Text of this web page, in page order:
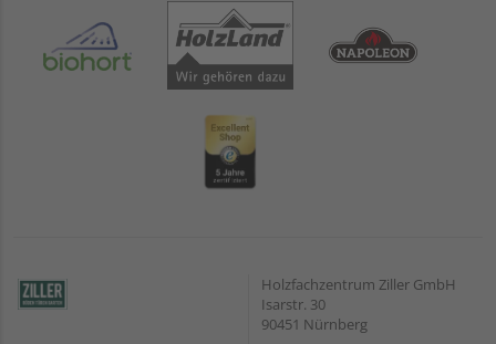
Holzfachzentrum Ziller GmbH
Isarstr. 30
90451 Nürnberg